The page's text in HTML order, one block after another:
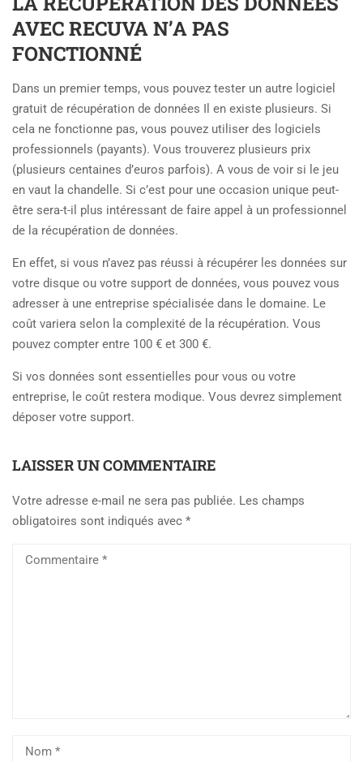
AVEC RECUVA N’A PAS
FONCTIONNÉ
Dans un premier temps, vous pouvez tester un autre logiciel
gratuit de récupération de données Il en existe plusieurs. Si
cela ne fonctionne pas, vous pouvez utiliser des logiciels
professionnels (payants). Vous trouverez plusieurs prix
(plusieurs centaines d’euros parfois). A vous de voir si le jeu
en vaut la chandelle. Si c’est pour une occasion unique peut-
être sera-t-il plus intéressant de faire appel à un professionnel
de la récupération de données.
En effet, si vous n’avez pas réussi à récupérer les données sur
votre disque ou votre support de données, vous pouvez vous
adresser à une entreprise spécialisée dans le domaine. Le
coût variera selon la complexité de la récupération. Vous
pouvez compter entre 100 € et 300 €.
Si vos données sont essentielles pour vous ou votre
entreprise, le coût restera modique. Vous devrez simplement
déposer votre support.
LAISSER UN COMMENTAIRE
Votre adresse e-mail ne sera pas publiée. Les champs
obligatoires sont indiqués avec *